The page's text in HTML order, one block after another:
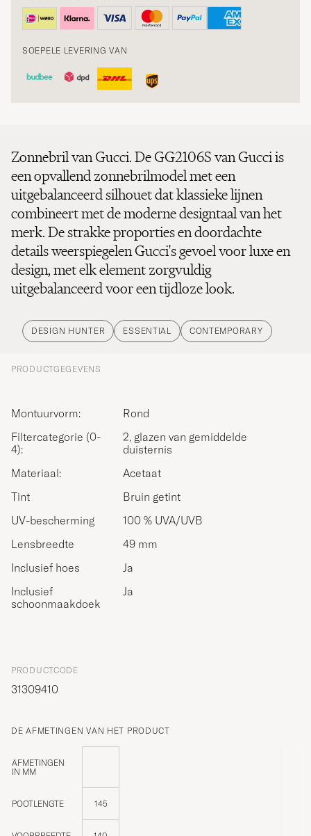
SOEPELE LEVERING VAN
Zonnebril van Gucci. De GG2106S van Gucci is
een opvallend zonnebrilmodel met een
uitgebalanceerd silhouet dat klassieke lijnen
combineert met de moderne designtaal van het
merk. De strakke proporties en doordachte
details weerspiegelen Gucci's gevoel voor luxe en
design, met elk element zorgvuldig
uitgebalanceerd voor een tijdloze look.
DESIGN HUNTER ESSENTIAL CONTEMPORARY
PRODUCTGEGEVENS
Montuurvorm:
Rond
Filtercategorie (0-
4):
2, glazen van gemiddelde
duisternis
Materiaal:
Acetaat
Tint
Bruin getint
UV-bescherming
100 % UVA/UVB
Lensbreedte
49 mm
Inclusief hoes
Ja
Inclusief
schoonmaakdoek
Ja
PRODUCTCODE
31309410
DE AFMETINGEN VAN HET PRODUCT
AFMETINGEN
IN MM
POOTLENGTE 145